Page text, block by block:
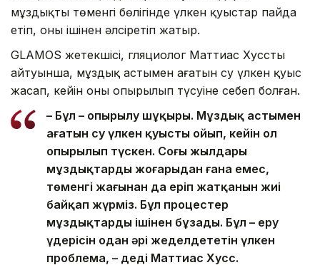
мұздықтың төменгі бөлігінде үлкен қуыстар пайда
етіп, оны ішінен әлсіретіп жатыр.
GLAMOS жетекшісі, гляциолог Маттиас Хусстың
айтуынша, мұздық астымен ағатын су үлкен қуыс
жасап, кейін оның опырылып түсуіне себеп болған.
– Бұл – опырылу шұңқыры. Мұздық астымен
ағатын су үлкен қуысты ойып, кейін ол
опырылып түскен. Соңғы жылдары
мұздықтардың жоғарыдан ғана емес,
төменгі жағынан да еріп жатқанын жиі
байқап жүрміз. Бұл процестер
мұздықтарды ішінен бұзады. Бұл – еру
үдерісін одан әрі жеделдететін үлкен
проблема, – деді Маттиас Хусс.